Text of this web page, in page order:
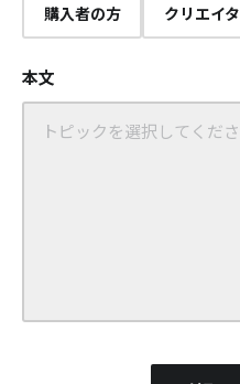
購入者の方 クリエイ
本文